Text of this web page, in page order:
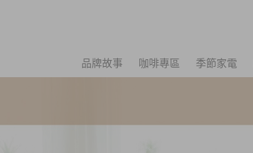
品牌故事
咖啡專區 季節家電